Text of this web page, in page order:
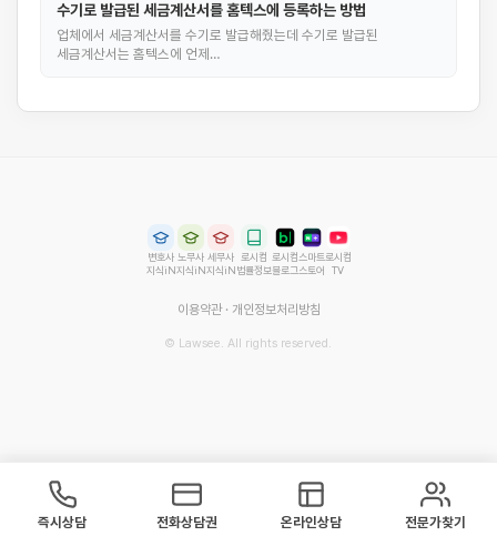
수기로 발급된 세금계산서를 홈텍스에 등록하는 방법
업체에서 세금계산서를 수기로 발급해줬는데 수기로 발급된
세금계산서는 홈텍스에 언제…
변호사
지식iN
노무사
지식iN
세무사
지식iN
로시컴
법률정보
로시컴
블로그
스마트
스토어
로시컴
TV
이용약관· 개인정보처리방침
© Lawsee. All rights reserved.
즉시상담 전화상담권 온라인상담 전문가찾기